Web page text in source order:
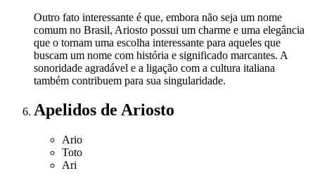
Outro fato interessante é que, embora não seja um nome
comum no Brasil, Ariosto possui um charme e uma elegância
que o tornam uma escolha interessante para aqueles que
buscam um nome com história e significado marcantes. A
sonoridade agradável e a ligação com a cultura italiana
também contribuem para sua singularidade.
Apelidos de Ariosto
Ario
Toto
Ari